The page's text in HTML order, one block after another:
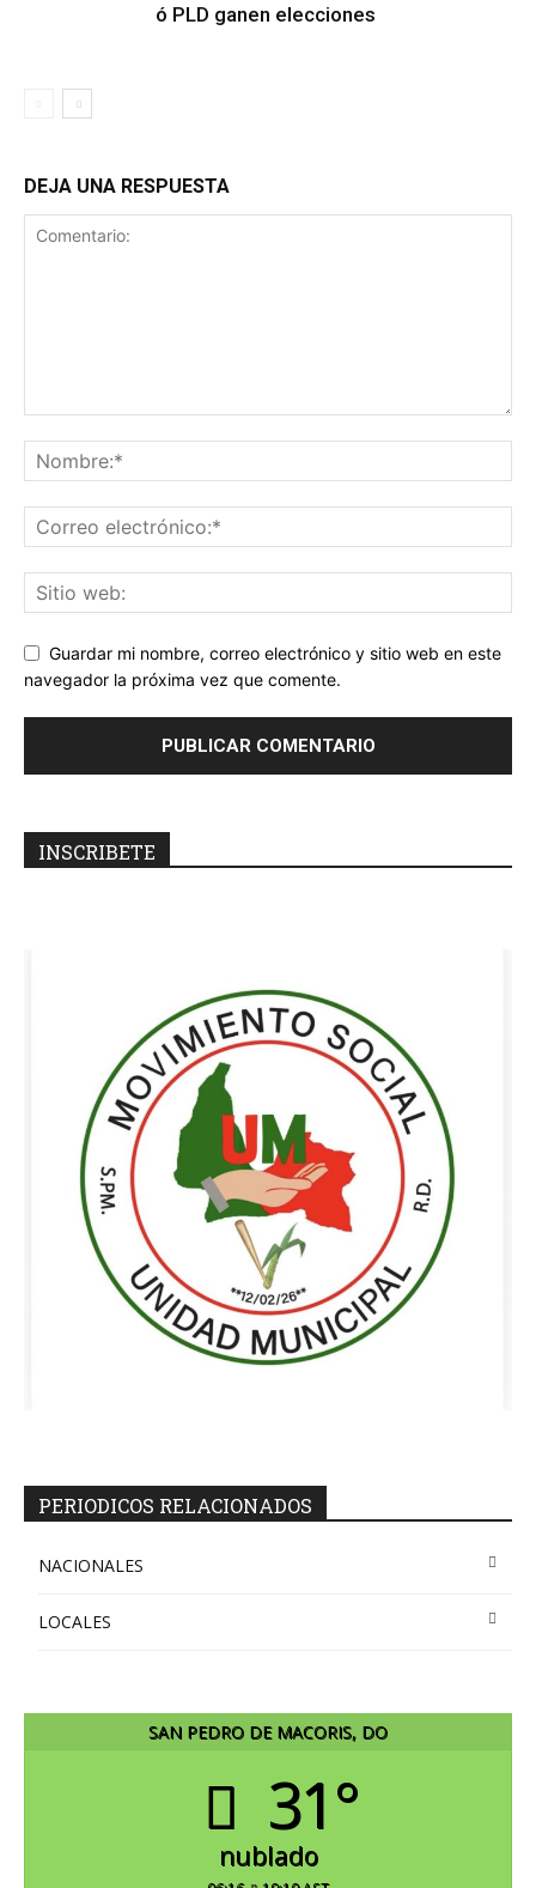
ó PLD ganen elecciones
DEJA UNA RESPUESTA
Guardar mi nombre, correo electrónico y sitio web en este
navegador la próxima vez que comente.
INSCRIBETE
PERIODICOS RELACIONADOS
NACIONALES
LOCALES
SAN PEDRO DE MACORIS, DO
31°
nublado